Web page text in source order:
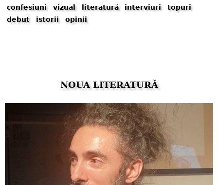
confesiuni vizual literatură interviuri
topuri
debut
istorii opinii
NOUA LITERATURĂ